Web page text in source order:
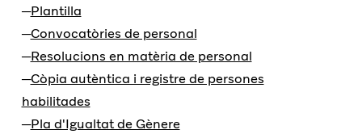
Plantilla
Convocatòries de personal
Resolucions en matèria de personal
Còpia autèntica i registre de persones
habilitades
Pla d'Igualtat de Gènere